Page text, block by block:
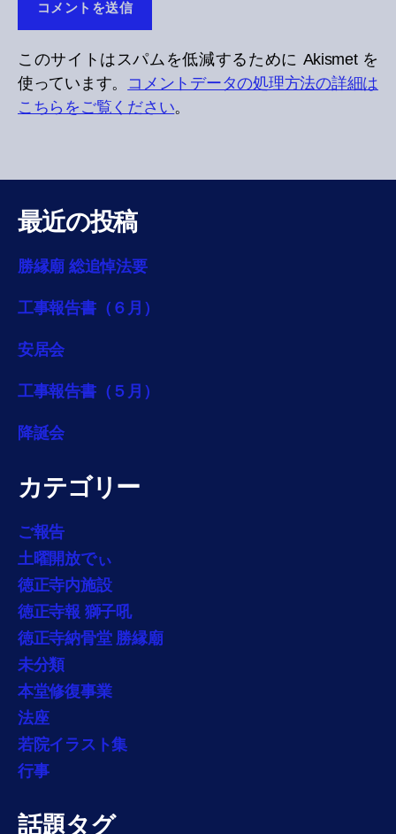
このサイトはスパムを低減するために Akismet を
使っています。 コメントデータの処理方法の詳細は
こちらをご覧ください。
最近の投稿
勝縁廟 総追悼法要
工事報告書（６月）
安居会
工事報告書（５月）
降誕会
カテゴリー
ご報告
土曜開放でぃ
徳正寺内施設
徳正寺報 獅子吼
徳正寺納骨堂 勝縁廟
未分類
本堂修復事業
法座
若院イラスト集
行事
話題タグ